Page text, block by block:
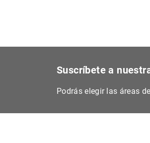
Suscríbete a
Podrás elegir las áreas